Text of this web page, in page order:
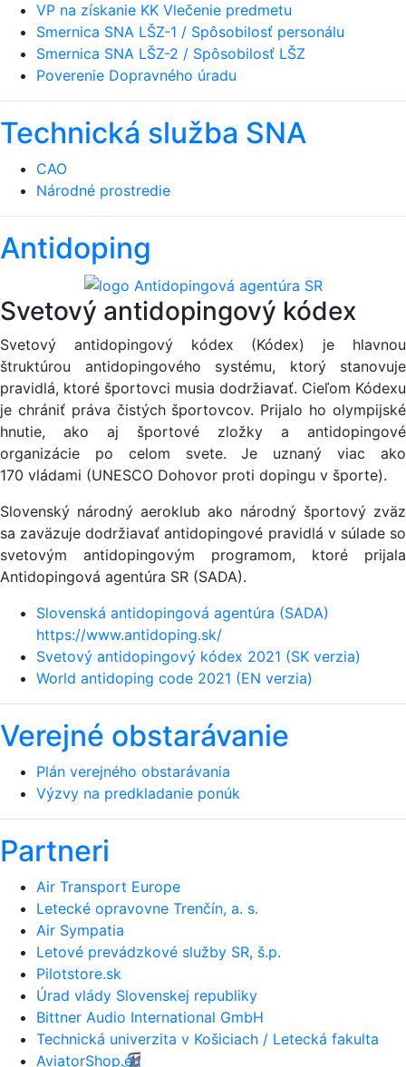
VP na získanie KK Vlečenie predmetu
Smernica SNA LŠZ-1 / Spôsobilosť personálu
Smernica SNA LŠZ-2 / Spôsobilosť LŠZ
Poverenie Dopravného úradu
Technická služba SNA
CAO
Národné prostredie
Antidoping
Svetový antidopingový kódex
Svetový antidopingový kódex (Kódex) je hlavnou
štruktúrou antidopingového systému, ktorý stanovuje
pravidlá, ktoré športovci musia dodržiavať. Cieľom Kódexu
je chrániť práva čistých športovcov. Prijalo ho olympijské
hnutie, ako aj športové zložky a antidopingové
organizácie po celom svete. Je uznaný viac ako
170 vládami (UNESCO Dohovor proti dopingu v športe).
Slovenský národný aeroklub ako národný športový zväz
sa zaväzuje dodržiavať antidopingové pravidlá v súlade so
svetovým antidopingovým programom, ktoré prijala
Antidopingová agentúra SR (SADA).
Slovenská antidopingová agentúra (SADA)
https://www.antidoping.sk/
Svetový antidopingový kódex 2021 (SK verzia)
World antidoping code 2021 (EN verzia)
Verejné obstarávanie
Plán verejného obstarávania
Výzvy na predkladanie ponúk
Partneri
Air Transport Europe
Letecké opravovne Trenčín, a. s.
Air Sympatia
Letové prevádzkové služby SR, š.p.
Pilotstore.sk
Úrad vlády Slovenskej republiky
Bittner Audio International GmbH
Technická univerzita v Košiciach / Letecká fakulta
AviatorShop.eu